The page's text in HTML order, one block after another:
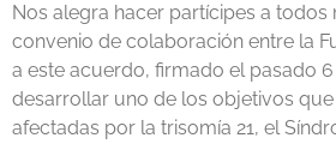
Nos alegra hacer partícipes a
convenio de colaboración entre la
a este acuerdo, firmado el pasado
desarrollar uno de los objetivos
afectadas por la trisomía 21, el